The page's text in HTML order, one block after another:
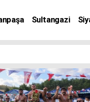
Sultangazi